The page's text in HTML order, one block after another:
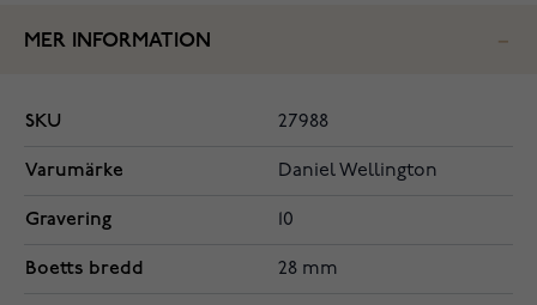
MER INFORMATION
SKU 27988
Varumärke Daniel Wellington
Gravering 10
Boetts bredd 28 mm